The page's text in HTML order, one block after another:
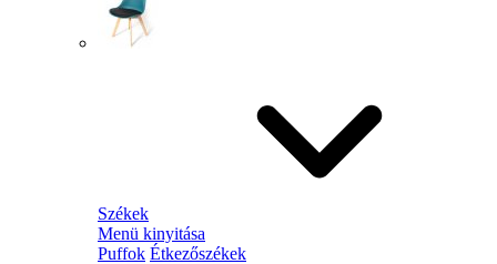
Székek
Menü kinyitása
Puffok Étkezőszékek